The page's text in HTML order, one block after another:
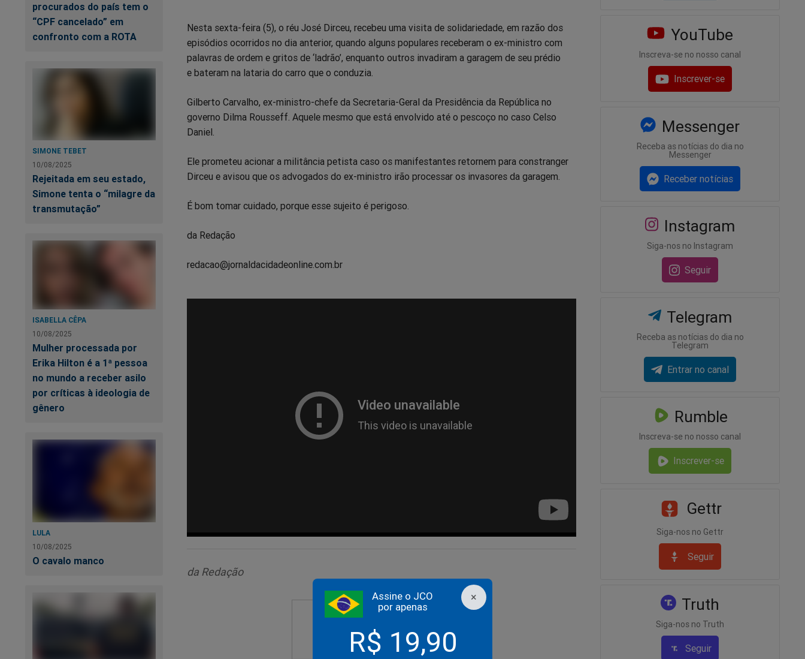
×
Assine o JCO
por apenas
R$ 19,90
procurados do país tem o
“CPF cancelado” em
confronto com a ROTA
SIMONE TEBET
10/08/2025
Rejeitada em seu estado,
Simone tenta o “milagre da
transmutação”
ISABELLA CÊPA
10/08/2025
Mulher processada por
Erika Hilton é a 1ª pessoa
no mundo a receber asilo
por críticas à ideologia de
gênero
LULA
10/08/2025
O cavalo manco
no
Facebook
no
Whatsapp
no
Twitter
no
Messenger
no
Telegram
no
Gettr
Nesta sexta-feira (5), o réu José Dirceu, recebeu uma visita de solidariedade, em razão dos
episódios ocorridos no dia anterior, quando alguns populares receberam o ex-ministro com
palavras de ordem e gritos de ‘ladrão’, enquanto outros invadiram a garagem de seu prédio
e bateram na lataria do carro que o conduzia.
Gilberto Carvalho, ex-ministro-chefe da Secretaria-Geral da Presidência da República no
governo Dilma Rousseff. Aquele mesmo que está envolvido até o pescoço no caso Celso
Daniel.
Ele prometeu acionar a militância petista caso os manifestantes retornem para constranger
Dirceu e avisou que os advogados do ex-ministro irão processar os invasores da garagem.
É bom tomar cuidado, porque esse sujeito é perigoso.
da Redação
redacao@jornaldacidadeonline.com.br
da Redação
YouTube
Inscreva-se no nosso canal
Inscrever-se
Messenger
Receba as notícias do dia no
Messenger
Receber notícias
Instagram
Siga-nos no Instagram
Seguir
Telegram
Receba as notícias do dia no
Telegram
Entrar no canal
Rumble
Inscreva-se no nosso canal
Inscrever-se
Gettr
Siga-nos no Gettr
Seguir
Truth
Siga-nos no Truth
Seguir